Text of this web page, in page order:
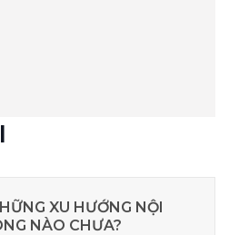
XU HƯỚNG NỘI
NÀO CHƯA?